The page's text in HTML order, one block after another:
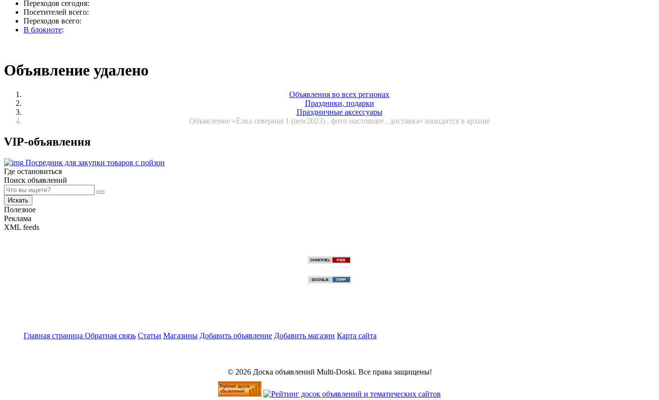
Переходов сегодня:
Посетителей всего:
Переходов всего:
В блокноте:
Объявление удалено
Объявления во всех регионах
Праздники, подарки
Праздничные аксессуары
Объявление «Ёлка северная 1 (new2023) , фото настоящее , доставка» находится в архиве
VIP-объявления
Посредник для закупки товаров с пойзон
Где остановиться
Поиск объявлений
Искать
Полезное
Реклама
XML feeds
Главная страница Обратная связь Статьи Магазины Добавить объявление Добавить магазин Карта сайта
© 2026 Доска объявлений Multi-Doski. Все права защищены!